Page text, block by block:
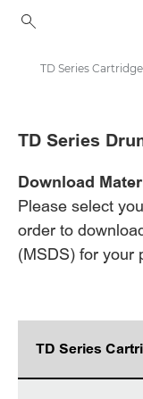
Φύλλα δεδομένων
TD Series
TD Series
Download
Please select
order to
(MSDS) for your
TD Series